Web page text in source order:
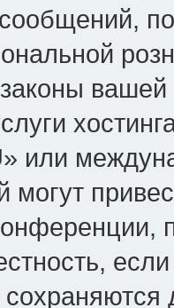
сообщений,
или
могут